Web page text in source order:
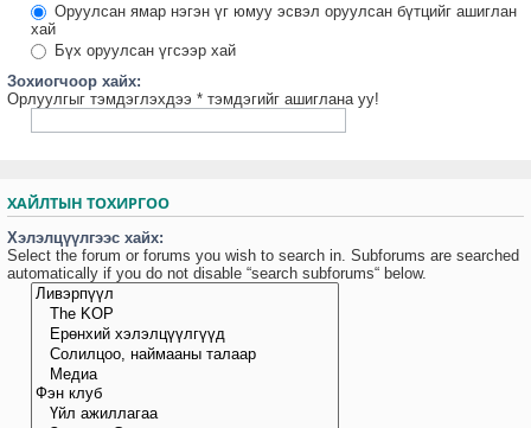
Оруулсан ямар нэгэн үг юмуу эсвэл оруулсан бүтцийг ашиглан
хай
Бүх оруулсан үгсээр хай
Зохиогчоор хайх:
Орлуулгыг тэмдэглэхдээ * тэмдэгийг ашиглана уу!
ХАЙЛТЫН ТОХИРГОО
Хэлэлцүүлгээс хайх:
Select the forum or forums you wish to search in. Subforums are searched
automatically if you do not disable “search subforums“ below.